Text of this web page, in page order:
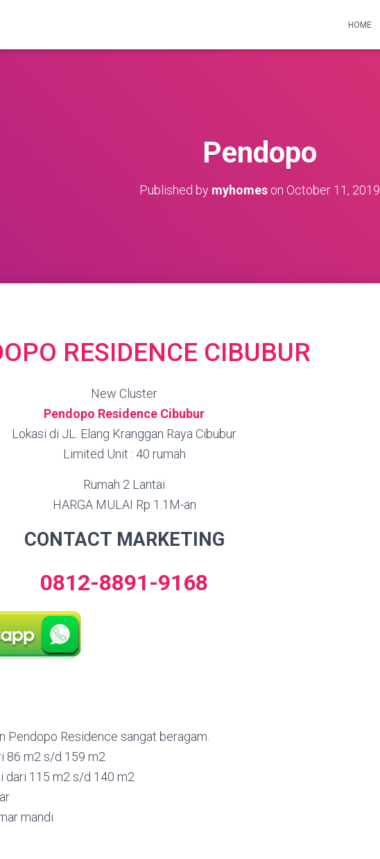
HOME
Pendopo
Published by myhomeson October 11, 2019
RESIDENCE CIBUBUR
New Cluster
Pendopo Residence Cibubur
Lokasi di JL. Elang Kranggan Raya Cibubur
Limited Unit : 40 rumah
Rumah 2 Lantai
HARGA MULAI Rp 1.1M-an
CONTACT MARKETING
0812-8891-9168
Pendopo Residence sangat beragam.
86 m2 s/d 159 m2
dari 115 m2 s/d 140 m2
mandi